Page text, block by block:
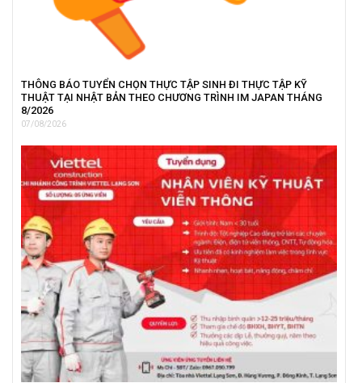
THÔNG BÁO TUYỂN CHỌN THỰC TẬP SINH ĐI THỰC TẬP KỸ
THUẬT TẠI NHẬT BẢN THEO CHƯƠNG TRÌNH IM JAPAN THÁNG
8/2026
07/08/2026